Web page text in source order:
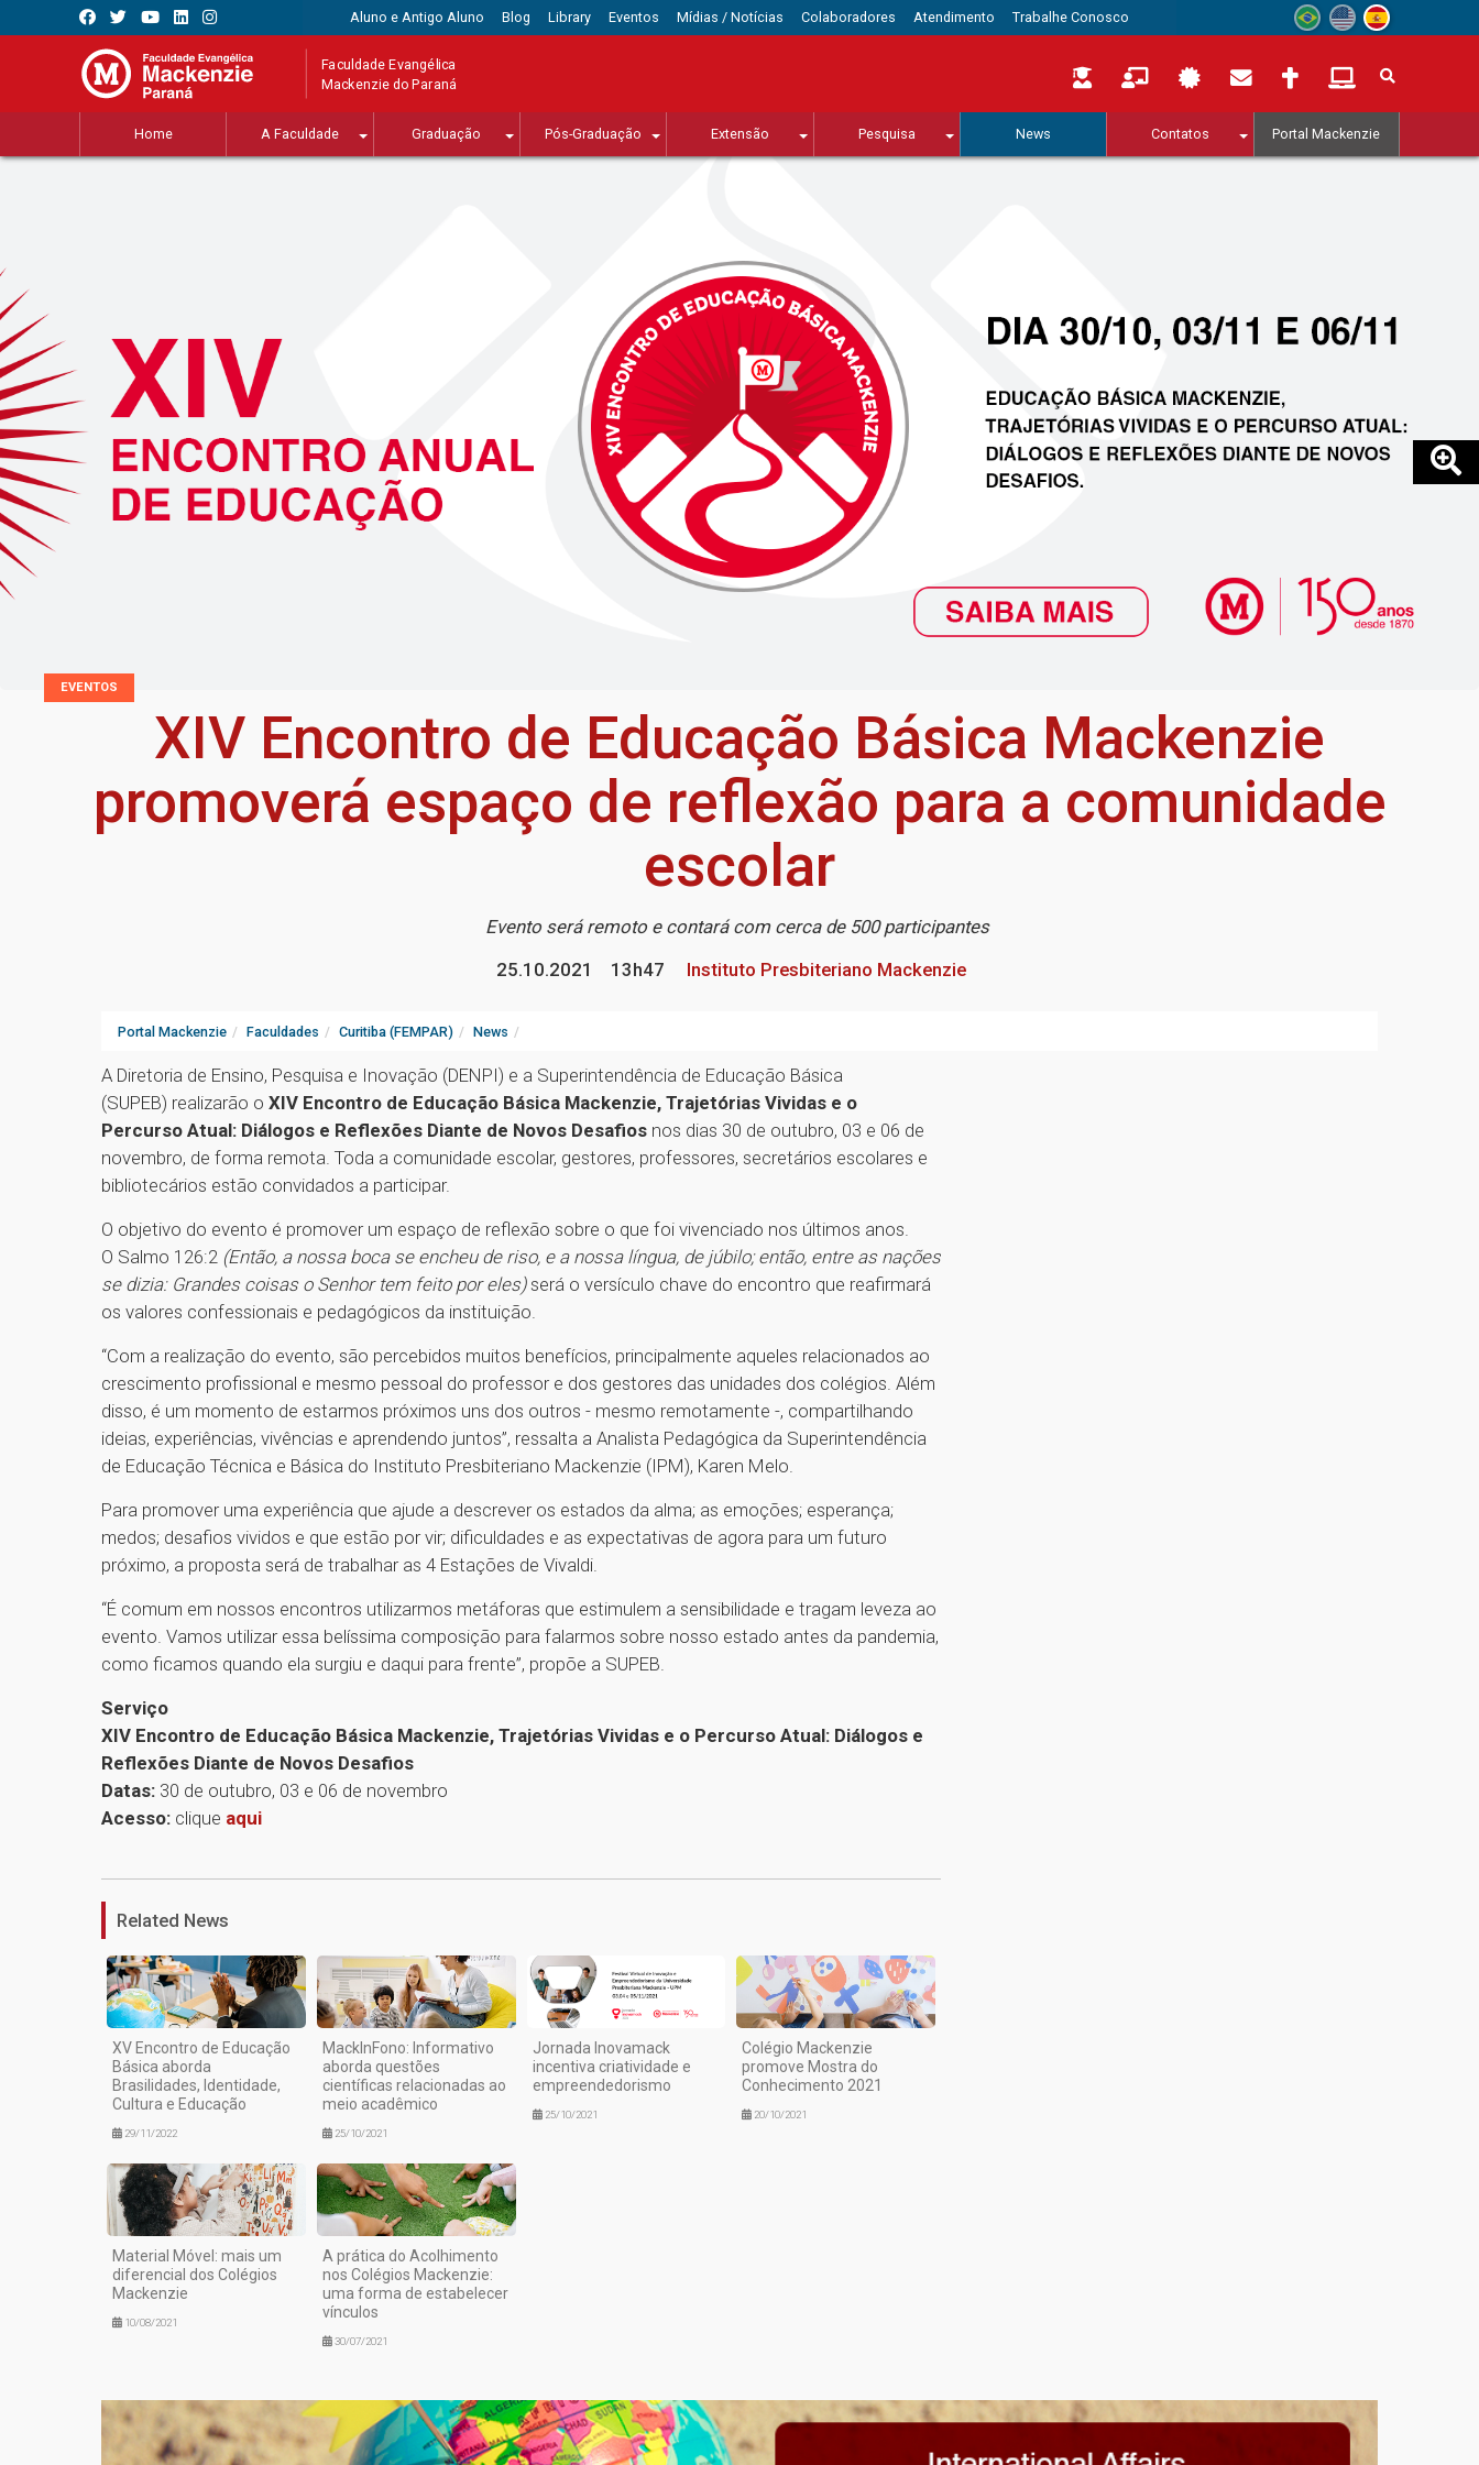
Aluno e Antigo Aluno Blog Library Eventos Mídias / Notícias Colaboradores Atendimento Trabalhe Conosco
Faculdade Evangélica
Mackenzie do Paraná
Home A Faculdade Graduação Pós-Graduação Extensão Pesquisa News Contatos Portal Mackenzie
EVENTOS
XIV Encontro de Educação Básica Mackenzie
promoverá espaço de reflexão para a comunidade
escolar
Evento será remoto e contará com cerca de 500 participantes
25.10.2021
13h47 Instituto Presbiteriano Mackenzie
Portal Mackenzie Faculdades Curitiba (FEMPAR) News
A Diretoria de Ensino, Pesquisa e Inovação (DENPI) e a Superintendência de Educação Básica
(SUPEB) realizarão o XIV Encontro de Educação Básica Mackenzie, Trajetórias Vividas e o
Percurso Atual: Diálogos e Reflexões Diante de Novos Desafios nos dias 30 de outubro, 03 e 06 de
novembro, de forma remota. Toda a comunidade escolar, gestores, professores, secretários escolares e
bibliotecários estão convidados a participar.
O objetivo do evento é promover um espaço de reflexão sobre o que foi vivenciado nos últimos anos.
O Salmo 126:2 (Então, a nossa boca se encheu de riso, e a nossa língua, de júbilo; então, entre as nações
se dizia: Grandes coisas o Senhor tem feito por eles)será o versículo chave do encontro que reafirmará
os valores confessionais e pedagógicos da instituição.
“Com a realização do evento, são percebidos muitos benefícios, principalmente aqueles relacionados ao
crescimento profissional e mesmo pessoal do professor e dos gestores das unidades dos colégios. Além
disso, é um momento de estarmos próximos uns dos outros - mesmo remotamente -, compartilhando
ideias, experiências, vivências e aprendendo juntos”, ressalta a Analista Pedagógica da Superintendência
de Educação Técnica e Básica do Instituto Presbiteriano Mackenzie (IPM), Karen Melo.
Para promover uma experiência que ajude a descrever os estados da alma; as emoções; esperança;
medos; desafios vividos e que estão por vir; dificuldades e as expectativas de agora para um futuro
próximo, a proposta será de trabalhar as 4 Estações de Vivaldi.
“É comum em nossos encontros utilizarmos metáforas que estimulem a sensibilidade e tragam leveza ao
evento. Vamos utilizar essa belíssima composição para falarmos sobre nosso estado antes da pandemia,
como ficamos quando ela surgiu e daqui para frente”, propõe a SUPEB.
Serviço
XIV Encontro de Educação Básica Mackenzie, Trajetórias Vividas e o Percurso Atual: Diálogos e
Reflexões Diante de Novos Desafios
Datas: 30 de outubro, 03 e 06 de novembro
Acesso: clique aqui
Related News
XV Encontro de Educação
Básica aborda
Brasilidades, Identidade,
Cultura e Educação
29/11/2022
MackInFono: Informativo
aborda questões
científicas relacionadas ao
meio acadêmico
25/10/2021
Jornada Inovamack
incentiva criatividade e
empreendedorismo
25/10/2021
Colégio Mackenzie
promove Mostra do
Conhecimento 2021
20/10/2021
Material Móvel: mais um
diferencial dos Colégios
Mackenzie
10/08/2021
A prática do Acolhimento
nos Colégios Mackenzie:
uma forma de estabelecer
vínculos
30/07/2021